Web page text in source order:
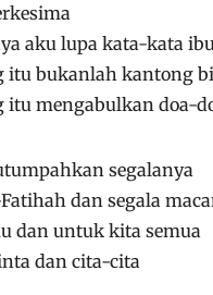
aku lupa kata-kata ibu
itu bukanlah kantong
itu mengabulkan doa-
segalanya
dan segala
dan untuk kita semua
dan cita-cita